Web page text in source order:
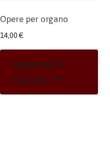
Opere per organo
14,00 €
Aggiungi Al
Carrello